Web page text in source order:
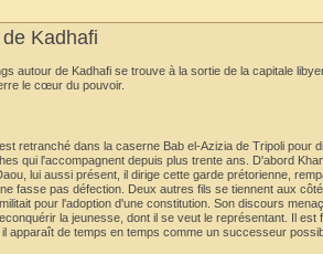
Kadhafi
autour de Kadhafi se trouve à la sortie de la capitale
le cœur du pouvoir.
retranché dans la caserne Bab el-Azizia de Tripoli pour
qui l'accompagnent depuis plus trente ans. D'abord
lui aussi présent, il dirige cette garde prétorienne,
fasse pas défection. Deux autres fils se tiennent aux
pour l'adoption d'une constitution. Son discours
la jeunesse, dont il se veut le représentant. Il est
apparaît de temps en temps comme un successeur